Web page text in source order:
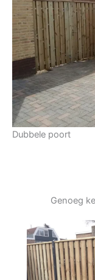
Dubbele poort
Genoeg